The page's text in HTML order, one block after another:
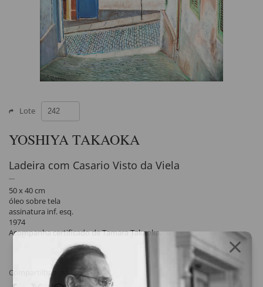
Lote
YOSHIYA TAKAOKA
Ladeira com Casario Visto da Viela
50 x 40 cm
óleo sobre tela
assinatura inf. esq.
1974
Acompanha certificado de Tamara Takaoka.
Compartilhar